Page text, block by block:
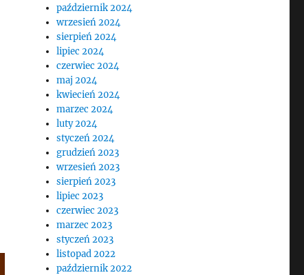
październik 2024
wrzesień 2024
sierpień 2024
lipiec 2024
czerwiec 2024
maj 2024
kwiecień 2024
marzec 2024
luty 2024
styczeń 2024
grudzień 2023
wrzesień 2023
sierpień 2023
lipiec 2023
czerwiec 2023
marzec 2023
styczeń 2023
listopad 2022
październik 2022